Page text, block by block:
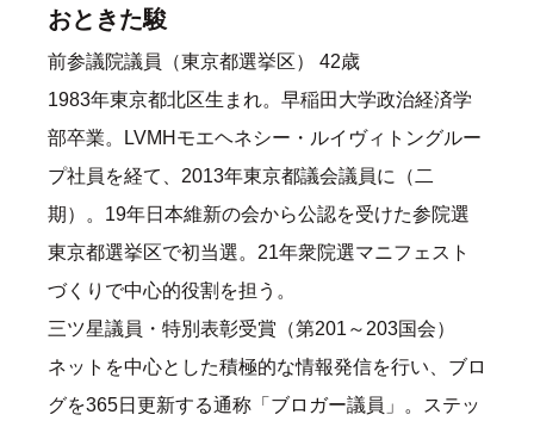
おときた駿
前参議院議員（東京都選挙区） 42歳
1983年東京都北区生まれ。早稲田大学政治経済学
部卒業。LVMHモエヘネシー・ルイヴィトングルー
プ社員を経て、2013年東京都議会議員に（二
期）。19年日本維新の会から公認を受けた参院選
東京都選挙区で初当選。21年衆院選マニフェスト
づくりで中心的役割を担う。
三ツ星議員・特別表彰受賞（第201～203国会）
ネットを中心とした積極的な情報発信を行い、ブロ
グを365日更新する通称「ブロガー議員」。ステッ